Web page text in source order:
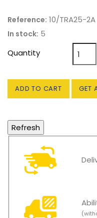
Reference: 10/TRA25-2A
In stock: 5
Quantity
ADD TO CART GET